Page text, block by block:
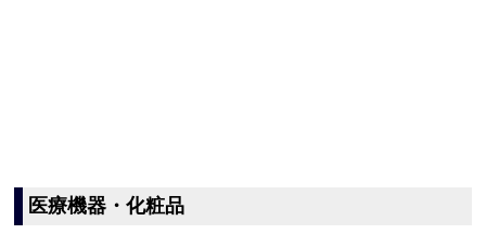
医療機器・化粧品